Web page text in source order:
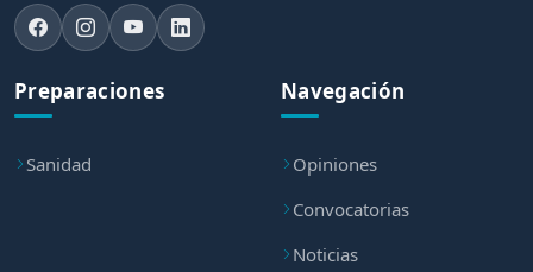
Preparaciones
Sanidad
Navegación
Opiniones
Convocatorias
Noticias